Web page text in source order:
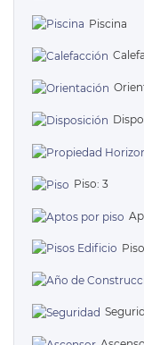
Piscina
Piso: 3